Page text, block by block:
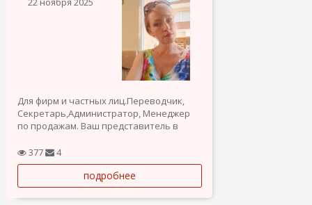
Для фирм и частных лиц.Переводчик,
Секретарь,Администратор, Менеджер
по продажам. Ваш представитель в
частичную или полную занятость
Барселона Таррагона
377 4
подробнее